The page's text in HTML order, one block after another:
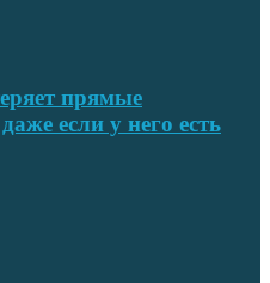
прямые
если у него есть